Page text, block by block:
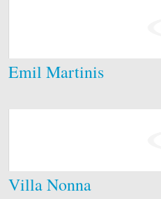
Emil Martinis
Villa Nonna